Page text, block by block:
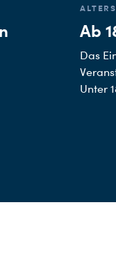
Ab
Das
Unter